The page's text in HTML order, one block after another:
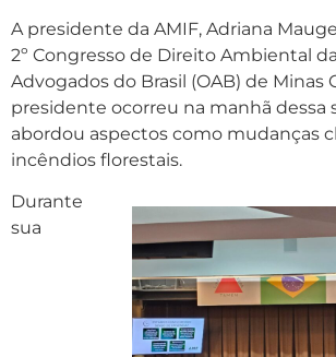
A presidente da AMIF, Adriana
2º Congresso de Direito Ambiental
Advogados do Brasil (OAB) de Minas
presidente ocorreu na manhã dessa
abordou aspectos como mudanças
incêndios florestais.
Durante
sua